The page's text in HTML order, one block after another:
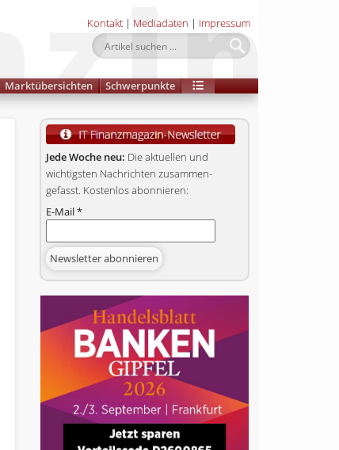
Kontakt | Mediadaten | Impressum
Marktübersichten Schwerpunkte
Jede Woche neu: Die aktuellen und
wichtigsten Nachrichten zusammen­
gefasst. Kostenlos abonnieren:
E-Mail*